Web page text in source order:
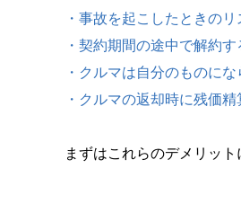
・事故を起こしたときの
・契約期間の途中で解約
・クルマは自分のものにな
・クルマの返却時に残価
まずはこれらのデメリット